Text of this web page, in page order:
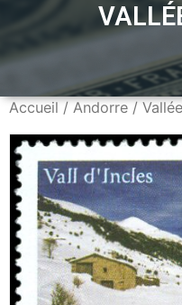
Accueil / Andorre /